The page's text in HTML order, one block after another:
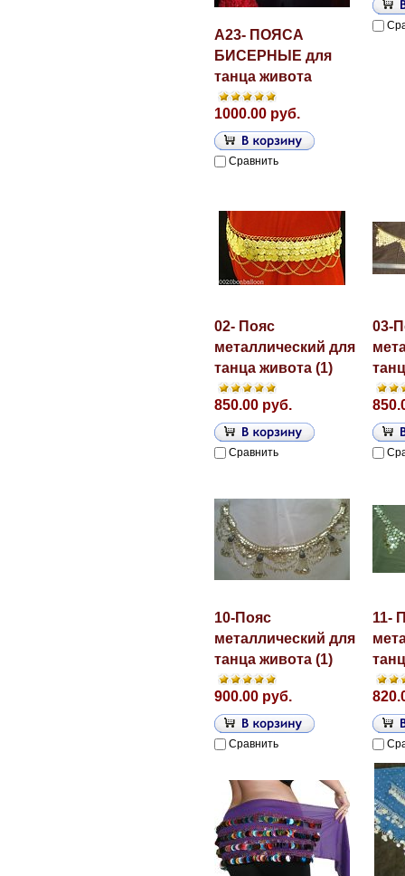
A23- ПОЯСА
БИСЕРНЫЕ для
танца живота
1000.00 руб.
Сравнить
02- Пояс
металлический для
танца живота (1)
850.00 руб.
Сравнить
03-
10-Пояс
металлический для
танца живота (1)
900.00 руб.
Сравнить
11-